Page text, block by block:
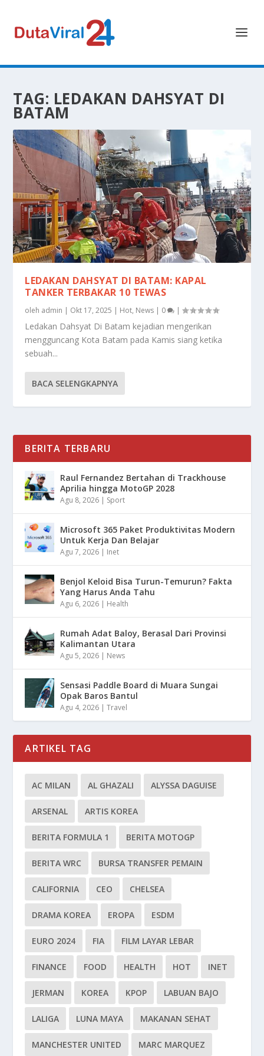
TAG: LEDAKAN DAHSYAT DI
BATAM
LEDAKAN DAHSYAT DI BATAM: KAPAL
TANKER TERBAKAR 10 TEWAS
oleh admin Okt 17, 2025 Hot, News 0 |
Ledakan Dahsyat Di Batam kejadian mengerikan
mengguncang Kota Batam pada Kamis siang ketika
sebuah...
BACA SELENGKAPNYA
BERITA TERBARU
Raul Fernandez Bertahan di Trackhouse
Aprilia hingga MotoGP 2028
Agu 8, 2026 Sport
Microsoft 365 Paket Produktivitas Modern
Untuk Kerja Dan Belajar
Agu 7, 2026 Inet
Benjol Keloid Bisa Turun-Temurun? Fakta
Yang Harus Anda Tahu
Agu 6, 2026 Health
Rumah Adat Baloy, Berasal Dari Provinsi
Kalimantan Utara
Agu 5, 2026 News
Sensasi Paddle Board di Muara Sungai
Opak Baros Bantul
Agu 4, 2026 |Travel
ARTIKEL TAG
AC MILAN AL GHAZALI ALYSSA DAGUISE
ARSENAL ARTIS KOREA
BERITA FORMULA 1 BERITA MOTOGP
BERITA WRC BURSA TRANSFER PEMAIN
CALIFORNIA CEO CHELSEA
DRAMA KOREA EROPA ESDM
EURO 2024 FIA FILM LAYAR LEBAR
FINANCE FOOD HEALTH HOT INET
JERMAN KOREA KPOP LABUAN BAJO
LALIGA LUNA MAYA MAKANAN SEHAT
MANCHESTER UNITED MARC MARQUEZ